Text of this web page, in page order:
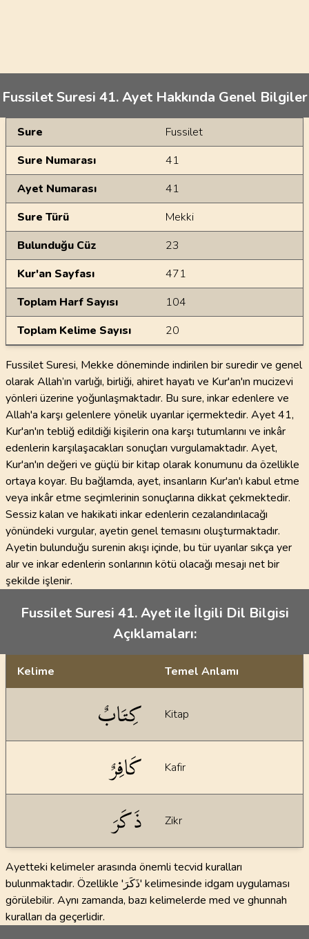
Fussilet Suresi 41. Ayet Hakkında Genel Bilgiler
Genel Bilgiler
Sure
Fussilet
Sure Numarası
41
Ayet Numarası
41
Sure Türü
Mekki
Bulunduğu Cüz
23
Kur'an Sayfası
471
Toplam Harf Sayısı
104
Toplam Kelime Sayısı
20
Fussilet Suresi, Mekke döneminde indirilen bir suredir ve genel
olarak Allah’ın varlığı, birliği, ahiret hayatı ve Kur'an'ın mucizevi
yönleri üzerine yoğunlaşmaktadır. Bu sure, inkar edenlere ve
Allah'a karşı gelenlere yönelik uyarılar içermektedir. Ayet 41,
Kur'an'ın tebliğ edildiği kişilerin ona karşı tutumlarını ve inkâr
edenlerin karşılaşacakları sonuçları vurgulamaktadır. Ayet,
Kur'an'ın değeri ve güçlü bir kitap olarak konumunu da özellikle
ortaya koyar. Bu bağlamda, ayet, insanların Kur'an'ı kabul etme
veya inkâr etme seçimlerinin sonuçlarına dikkat çekmektedir.
Sessiz kalan ve hakikati inkar edenlerin cezalandırılacağı
yönündeki vurgular, ayetin genel temasını oluşturmaktadır.
Ayetin bulunduğu surenin akışı içinde, bu tür uyarılar sıkça yer
alır ve inkar edenlerin sonlarının kötü olacağı mesajı net bir
şekilde işlenir.
Fussilet Suresi 41. Ayet ile İlgili Dil Bilgisi
Açıklamaları:
Kelime Temel Anlamı
كِتَابٌ Kitap
كَافِرٌ Kafir
ذَكَرَ Zikr
Ayetteki kelimeler arasında önemli tecvid kuralları
bulunmaktadır. Özellikle 'ذَكَرَ' kelimesinde idgam uygulaması
görülebilir. Aynı zamanda, bazı kelimelerde med ve ghunnah
kuralları da geçerlidir.